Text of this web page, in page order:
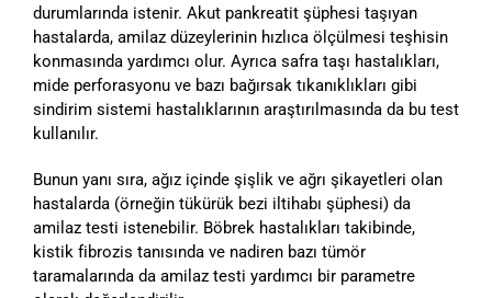
durumlarında istenir. Akut pankreatit şüphesi taşıyan
hastalarda, amilaz düzeylerinin hızlıca ölçülmesi teşhisin
konmasında yardımcı olur. Ayrıca safra taşı hastalıkları,
mide perforasyonu ve bazı bağırsak tıkanıklıkları gibi
sindirim sistemi hastalıklarının araştırılmasında da bu test
kullanılır.
Bunun yanı sıra, ağız içinde şişlik ve ağrı şikayetleri olan
hastalarda (örneğin tükürük bezi iltihabı şüphesi) da
amilaz testi istenebilir. Böbrek hastalıkları takibinde,
kistik fibrozis tanısında ve nadiren bazı tümör
taramalarında da amilaz testi yardımcı bir parametre